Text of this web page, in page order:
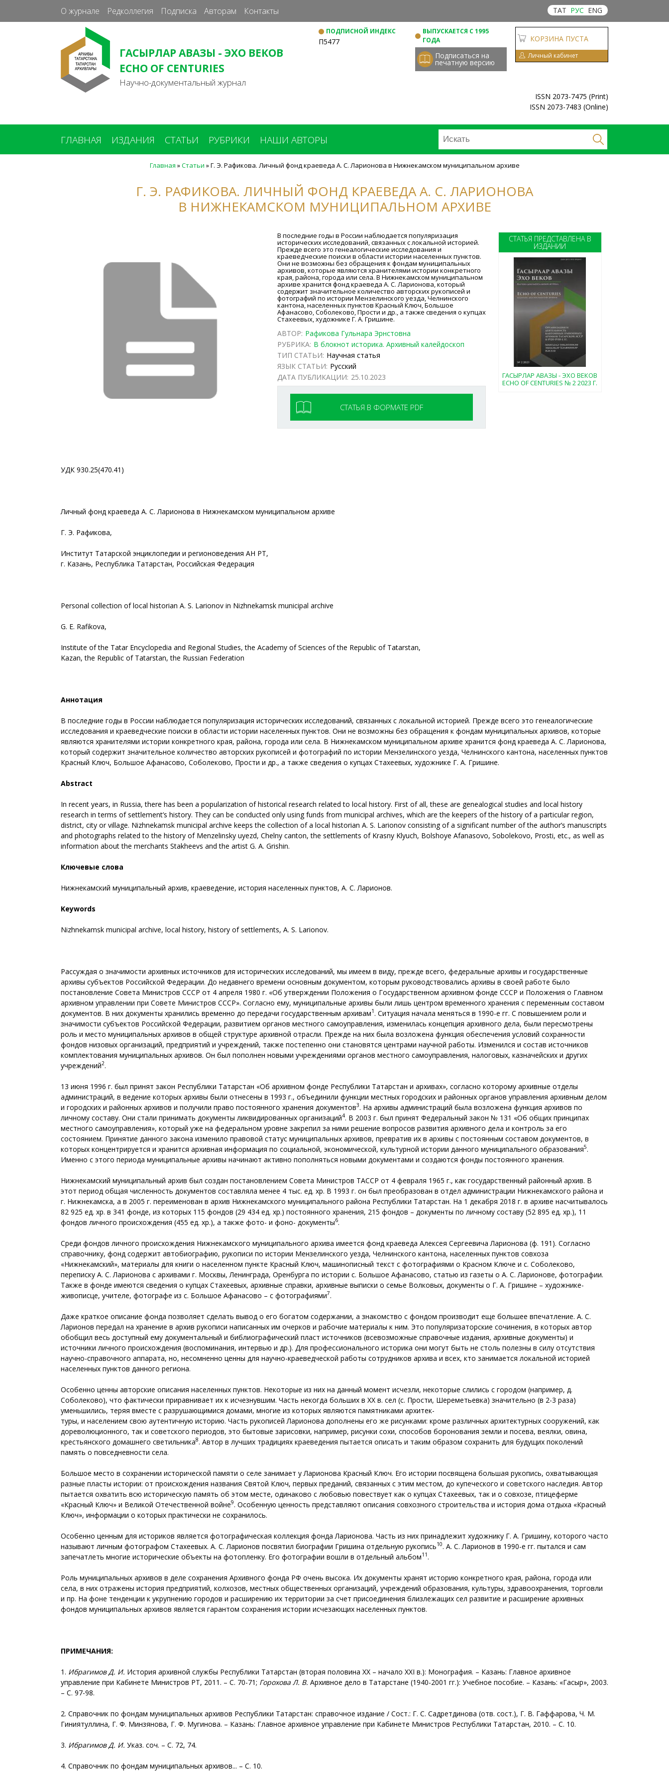
к
основному
О журнале Редколлегия Подписка Авторам Контакты ТАТ РУС ENG
ГАСЫРЛАР АВАЗЫ - ЭХО ВЕКОВ
ECHO OF CENTURIES
Научно-документальный журнал
ПОДПИСНОЙ ИНДЕКС
П5477
ВЫПУСКАЕТСЯ С 1995
ГОДА
Подписаться на
печатную версию
КОРЗИНА ПУСТА
Личный кабинет
ISSN 2073-7475 (Print)
ISSN 2073-7483 (Online)
ГЛАВНАЯ ИЗДАНИЯ СТАТЬИ РУБРИКИ НАШИ АВТОРЫ
Главная »Статьи »Г. Э. Рафикова. Личный фонд краеведа А. С. Ларионова в Нижнекамском муниципальном архиве
Г. Э. РАФИКОВА. ЛИЧНЫЙ ФОНД КРАЕВЕДА А. С. ЛАРИОНОВА
В НИЖНЕКАМСКОМ МУНИЦИПАЛЬНОМ АРХИВЕ
В последние годы в России наблюдается популяризация
исторических исследований, связанных с локальной историей.
Прежде всего это генеалогические исследования и
краеведческие поиски в области истории населенных пунктов.
Они не возможны без обращения к фондам муниципальных
архивов, которые являются хранителями истории конкретного
края, района, города или села. В Нижнекамском муниципальном
архиве хранится фонд краеведа А. С. Ларионова, который
содержит значительное количество авторских рукописей и
фотографий по истории Мензелинского уезда, Челнинского
кантона, населенных пунктов Красный Ключ, Большое
Афанасово, Соболеково, Прости и др., а также сведения о купцах
Стахеевых, художнике Г. А. Гришине.
АВТОР: Рафикова Гульнара Эрнстовна
РУБРИКА: В блокнот историка. Архивный калейдоскоп
ТИП СТАТЬИ: Научная статья
ЯЗЫК СТАТЬИ: Русский
ДАТА ПУБЛИКАЦИИ: 25.10.2023
СТАТЬЯ В ФОРМАТЕ PDF
СТАТЬЯ ПРЕДСТАВЛЕНА В
ИЗДАНИИ
ГАСЫРЛАР АВАЗЫ - ЭХО ВЕКОВ
ECHO OF CENTURIES № 2 2023 Г.
УДК 930.25(470.41)
Личный фонд краеведа А. С. Ларионова в Нижнекамском муниципальном архиве
Г. Э. Рафикова,
Институт Татарской энциклопедии и регионоведения АН РТ,
г. Казань, Республика Татарстан, Российская Федерация
Personal collection of local historian A. S. Larionov in Nizhnekamsk municipal archive
G. E. Rafikova,
Institute of the Tatar Encyclopedia and Regional Studies, the Academy of Sciences of the Republic of Tatarstan,
Kazan, the Republic of Tatarstan, the Russian Federation
Аннотация
В последние годы в России наблюдается популяризация исторических исследований, связанных с локальной историей. Прежде всего это генеалогические
исследования и краеведческие поиски в области истории населенных пунктов. Они не возможны без обращения к фондам муниципальных архивов, которые
являются хранителями истории конкретного края, района, города или села. В Нижнекамском муниципальном архиве хранится фонд краеведа А. С. Ларионова,
который содержит значительное количество авторских рукописей и фотографий по истории Мензелинского уезда, Челнинского кантона, населенных пунктов
Красный Ключ, Большое Афанасово, Соболеково, Прости и др., а также сведения о купцах Стахеевых, художнике Г. А. Гришине.
Abstract
In recent years, in Russia, there has been a popularization of historical research related to local history. First of all, these are genealogical studies and local history
research in terms of settlement’s history. They can be conducted only using funds from municipal archives, which are the keepers of the history of a particular region,
district, city or village. Nizhnekamsk municipal archive keeps the collection of a local historian A. S. Larionov consisting of a significant number of the author’s manuscripts
and photographs related to the history of Menzelinsky uyezd, Chelny canton, the settlements of Krasny Klyuch, Bolshoye Afanasovo, Sobolekovo, Prosti, etc., as well as
information about the merchants Stakheevs and the artist G. A. Grishin.
Ключевые слова
Нижнекамский муниципальный архив, краеведение, история населенных пунктов, А. С. Ларионов.
Keywords
Nizhnekamsk municipal archive, local history, history of settlements, A. S. Larionov.
Рассуждая о значимости архивных источников для исторических исследований, мы имеем в виду, прежде всего, федеральные архивы и государственные
архивы субъектов Российской Федерации. До недавнего времени основным документом, которым руководствовались архивы в своей работе было
постановление Совета Министров СССР от 4 апреля 1980 г. «Об утверждении Положения о Государственном архивном фонде СССР и Положения о Главном
архивном управлении при Совете Министров СССР». Согласно ему, муниципальные архивы были лишь центром временного хранения с переменным составом
документов. В них документы хранились временно до передачи государственным архивам1 . Ситуация начала меняться в 1990-е гг. С повышением роли и
значимости субъектов Российской Федерации, развитием органов местного самоуправления, изменилась концепция архивного дела, были пересмотрены
роль и место муниципальных архивов в общей структуре архивной отрасли. Прежде на них была возложена функция обеспечения условий сохранности
фондов низовых организаций, предприятий и учреждений, также постепенно они становятся центрами научной работы. Изменился и состав источников
комплектования муниципальных архивов. Он был пополнен новыми учреждениями органов местного самоуправления, налоговых, казначейских и других
учреждений2.
13 июня 1996 г. был принят закон Республики Татарстан «Об архивном фонде Республики Татарстан и архивах», согласно которому архивные отделы
администраций, в ведение которых архивы были отнесены в 1993 г., объединили функции местных городских и районных органов управления архивным делом
и городских и районных архивов и получили право постоянного хранения документов3. На архивы администраций была возложена функция архивов по
личному составу. Они стали принимать документы ликвидированных организаций4. В 2003 г. был принят Федеральный закон № 131 «Об общих принципах
местного самоуправления», который уже на федеральном уровне закрепил за ними решение вопросов развития архивного дела и контроль за его
состоянием. Принятие данного закона изменило правовой статус муниципальных архивов, превратив их в архивы с постоянным составом документов, в
которых концентрируется и хранится архивная информация по социальной, экономической, культурной истории данного муниципального образования5.
Именно с этого периода муниципальные архивы начинают активно пополняться новыми документами и создаются фонды постоянного хранения.
Нижнекамский муниципальный архив был создан постановлением Совета Министров ТАССР от 4 февраля 1965 г., как государственный районный архив. В
этот период общая численность документов составляла менее 4 тыс. ед. хр. В 1993 г. он был преобразован в отдел администрации Нижнекамского района и
г. Нижнекамска, а в 2005 г. переименован в архив Нижнекамского муниципального района Республики Татарстан. На 1 декабря 2018 г. в архиве насчитывалось
82 925 ед. хр. в 341 фонде, из которых 115 фондов (29 434 ед. хр.) постоянного хранения, 215 фондов – документы по личному составу (52 895 ед. хр.), 11
фондов личного происхождения (455 ед. хр.), а также фото- и фоно- документы6.
Среди фондов личного происхождения Нижнекамского муниципального архива имеется фонд краеведа Алексея Сергеевича Ларионова (ф. 191). Согласно
справочнику, фонд содержит автобиографию, рукописи по истории Мензелинского уезда, Челнинского кантона, населенных пунктов совхоза
«Нижнекамский», материалы для книги о населенном пункте Красный Ключ, машинописный текст с фотографиями о Красном Ключе и с. Соболеково,
переписку А. С. Ларионова с архивами г. Москвы, Ленинграда, Оренбурга по истории с. Большое Афанасово, статью из газеты о А. С. Ларионове, фотографии.
Также в фонде имеются сведения о купцах Стахеевых, архивные справки, архивные выписки о семье Волковых, документы о Г. А. Гришине – художнике-
живописце, учителе, фотографе из с. Большое Афанасово – с фотографиями7.
Даже краткое описание фонда позволяет сделать вывод о его богатом содержании, а знакомство с фондом производит еще большее впечатление. А. С.
Ларионов передал на хранение в архив рукописи написанных им очерков и рабочие материалы к ним. Это популяризаторские сочинения, в которых автор
обобщил весь доступный ему документальный и библиографический пласт источников (всевозможные справочные издания, архивные документы) и
источники личного происхождения (воспоминания, интервью и др.). Для профессионального историка они могут быть не столь полезны в силу отсутствия
научно-справочного аппарата, но, несомненно ценны для научно-краеведческой работы сотрудников архива и всех, кто занимается локальной историей
населенных пунктов данного региона.
Особенно ценны авторские описания населенных пунктов. Некоторые из них на данный момент исчезли, некоторые слились с городом (например, д.
Соболеково), что фактически приравнивает их к исчезнувшим. Часть некогда больших в ХХ в. сел (с. Прости, Шереметьевка) значительно (в 2-3 раза)
уменьшились, теряя вместе с разрушающимися домами, многие из которых являются памятниками архитек­-
ту­ры, и населением свою аутентичную историю. Часть рукописей Ларионова дополнены его же рисунками: кроме различных архитектурных сооружений, как
дореволюционного, так и советского периодов, это бытовые зарисовки, например, рисунки сохи, способов боронования земли и посева, веялки, овина,
крестьянского домашнего светильника8. Автор в лучших традициях краеведения пытается описать и таким образом сохранить для будущих поколений
память о повседневности села.
Большое место в сохранении исторической памяти о селе занимает у Ларионова Красный Ключ. Его истории посвящена большая рукопись, охватывающая
разные пласты истории: от происхождения названия Святой Ключ, первых преданий, связанных с этим местом, до купеческого и советского наследия. Автор
пытается охватить всю историческую память об этом месте, одинаково с любовью повествует как о купцах Стахеевых, так и о совхозе, птицеферме
«Красный Ключ» и Великой Отечественной войне9. Особенную ценность представляют описания совхозного строительства и история дома отдыха «Красный
Ключ», информации о которых практически не сохранилось.
Особенно ценным для историков является фотографическая коллекция фонда Ларионова. Часть из них принадлежит художнику Г. А. Гришину, которого часто
называют личным фотографом Стахеевых. А. С. Ларионов посвятил биографии Гришина отдельную рукопись10. А. С. Ларионов в 1990-е гг. пытался и сам
запечатлеть многие исторические объекты на фотопленку. Его фотографии вошли в отдельный альбом11 .
Роль муниципальных архивов в деле сохранения Архивного фонда РФ очень высока. Их документы хранят историю конкретного края, района, города или
села, в них отражены история предприятий, колхозов, местных общественных организаций, учреждений образования, культуры, здравоохранения, торговли
и пр. На фоне тенденции к укрупнению городов и расширению их территории за счет присоединения близлежащих сел развитие и расширение архивных
фондов муниципальных архивов является гарантом сохранения истории исчезающих населенных пунктов.
ПРИМЕЧАНИЯ:
1. Ибрагимов Д. И. История архивной службы Республики Татарстан (вторая половина ХХ – начало ХХI в.): Монография. – Казань: Главное архивное
управление при Кабинете Министров РТ, 2011. – С. 70-71; Горохова Л. В. Архивное дело в Татарстане (1940-2001 гг.): Учебное пособие. – Казань: «Гасыр», 2003.
– С. 97-98.
2. Справочник по фондам муниципальных архивов Республики Татарстан: справочное издание / Сост.: Г. С. Садретдинова (отв. сост.), Г. В. Гаффарова, Ч. М.
Гиниятуллина, Г. Ф. Минзянова, Г. Ф. Мугинова. – Казань: Главное архивное управление при Кабинете Министров Республики Татарстан, 2010. – С. 10.
3. Ибрагимов Д. И. Указ. соч. – С. 72, 74.
4. Справочник по фондам муниципальных архивов... – С. 10.